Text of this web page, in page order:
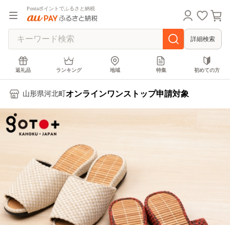
Pontaポイントでふるさと納税
詳細検索
返礼品 ランキング 地域 特集 初めての方
山形県河北町 オンラインワンストップ申請対象